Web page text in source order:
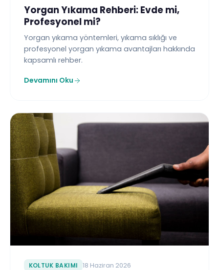
Yorgan Yıkama Rehberi: Evde mi,
Profesyonel mi?
Yorgan yıkama yöntemleri, yıkama sıklığı ve
profesyonel yorgan yıkama avantajları hakkında
kapsamlı rehber.
Devamını Oku
KOLTUK BAKIMI 18 Haziran 2026